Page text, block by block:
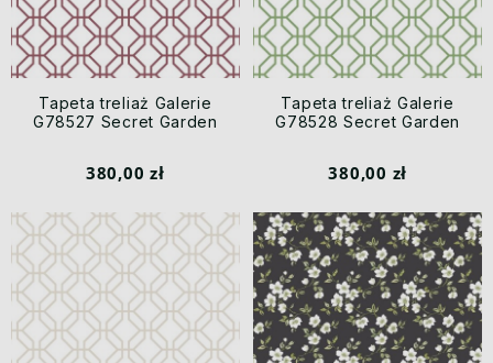
Tapeta treliaż Galerie
G78527 Secret Garden
380,00 zł
Tapeta treliaż Galerie
G78528 Secret Garden
380,00 zł